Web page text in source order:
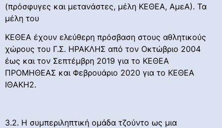
(πρόσφυγες και μετανάστες, μέλη ΚΕΘΕΑ, ΑμεΑ). Τα
μέλη του
ΚΕΘΕΑ έχουν ελεύθερη πρόσβαση στους αθλητικούς
χώρους του Γ.Σ. ΗΡΑΚΛΗΣ από τον Οκτώβριο 2004
έως και τον Σεπτέμβρη 2019 για το ΚΕΘΕΑ
ΠΡΟΜΗΘΕΑΣ και Φεβρουάριο 2020 για το ΚΕΘΕΑ
ΙΘΑΚΗ2.
3.2. Η συμπεριληπτική ομάδα τζούντο ως μια